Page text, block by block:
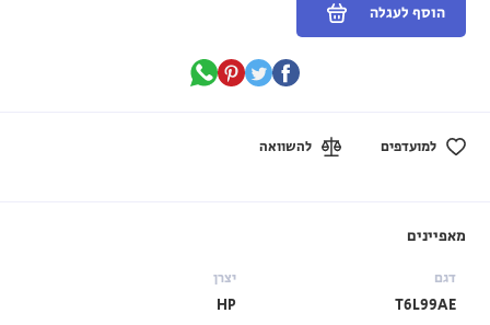
הוסף לעגלה
למועדפים להשוואה
מאפיינים
דגם
T6L99AE
יצרן
HP